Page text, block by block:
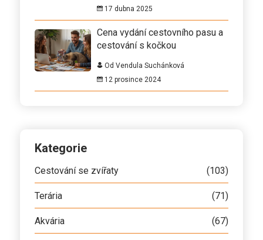
17 dubna 2025
Cena vydání cestovního pasu a
cestování s kočkou
Od Vendula Suchánková
12 prosince 2024
Kategorie
Cestování se zvířaty (103)
Terária (71)
Akvária (67)